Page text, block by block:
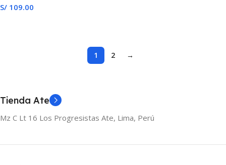
S/ 109.00
1 2 →
Tienda Ate
Mz C Lt 16 Los Progresistas Ate, Lima, Perú